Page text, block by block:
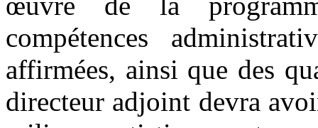
compétences
affirmées, ainsi que des
directeur adjoint devra